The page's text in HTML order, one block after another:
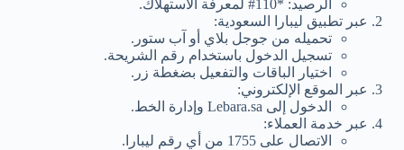
الرصيد: *110# لمعرفة الاستهلاك.
عبر تطبيق ليبارا السعودية:
تحميله من جوجل بلاي أو آب ستور.
تسجيل الدخول باستخدام رقم الشريحة.
اختيار الباقات والتفعيل بضغطة زر.
عبر الموقع الإلكتروني:
الدخول إلى Lebara.sa وإدارة الخط.
عبر خدمة العملاء:
الاتصال على 1755 من أي رقم ليبارا.